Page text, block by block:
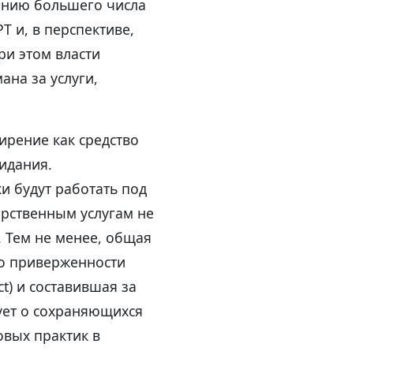
большего числа
и, в перспективе,
этом власти
за услуги,
как средство
будут работать под
услугам не
Тем не менее, общая
приверженности
и составившая за
о сохраняющихся
практик в